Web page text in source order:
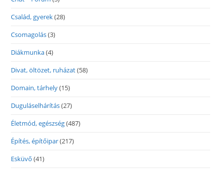
Család, gyerek(28)
Csomagolás(3)
Diákmunka(4)
Divat, öltözet, ruházat(58)
Domain, tárhely(15)
Duguláselhárítás(27)
Életmód, egészség(487)
Építés, építőipar(217)
Esküvő (41)